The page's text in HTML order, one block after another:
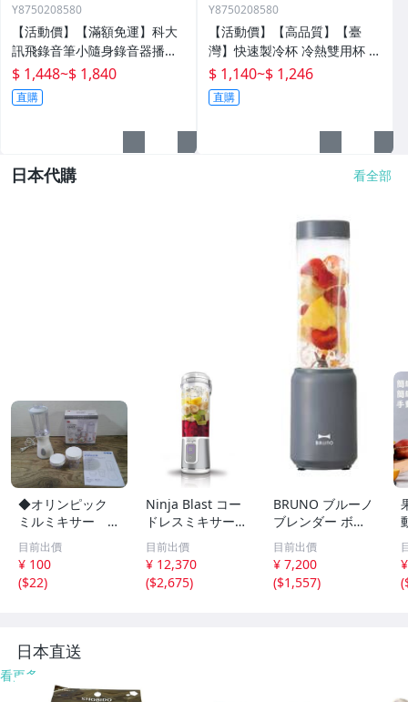
Y8750208580
【活動價】【滿額免運】科大
訊飛錄音筆小隨身錄音器播放
器設備神器專業高清降噪轉文
字超
$ 1,448~$ 1,840
直購
Y8750208580
【活動價】【高品質】【臺
灣】快速製冷杯 冷熱雙用杯 保
溫杯 辦公室水杯 保冰杯 製冷
水杯 車載水杯 充電水杯 恆溫
杯 半
$ 1,140~$ 1,246
直購
日本代購 看全部
◆オリンピック
ミルミキサー O
IM-450※現状品■
６０
目前出價
¥ 100
($22)
Ninja Blast コー
ドレスミキサー B
C151J ホワイト
ミキサー ブレン
ダー shark
目前出價
¥ 12,370
($2,675)
BRUNO ブルーノ
ブレンダー ボト
ル ミニ ボトルブ
レンダー 氷も砕
ける スムージー
ミキサー コンパ
目前出價
¥ 7,200
($1,557)
(
日本直送
看更多